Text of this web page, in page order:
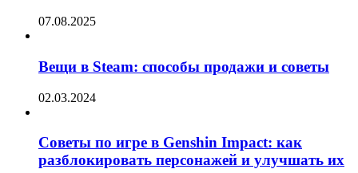
07.08.2025
Вещи в Steam: способы продажи и советы
02.03.2024
Советы по игре в Genshin Impact: как
разблокировать персонажей и улучшать их